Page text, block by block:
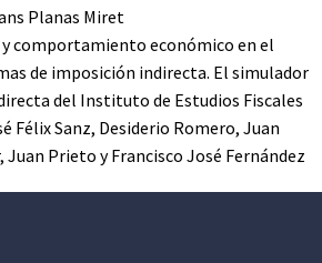
Planas Miret
comportamiento económico en el
de imposición indirecta. El simulador
del Instituto de Estudios Fiscales
Félix Sanz, Desiderio Romero, Juan
Juan Prieto y Francisco José Fernández